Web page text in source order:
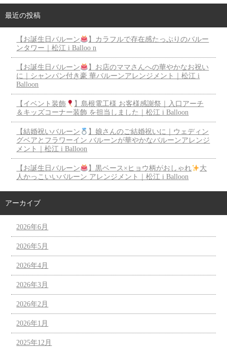
最近の投稿
【お誕生日バルーン
】カラフルで存在感たっぷりのバルー
ンタワー｜松江 i Balloo n
【お誕生日バルーン
】お店のママさんへの華やかなお祝い
に｜シャンパン付き豪 華バルーンアレンジメント｜松江 i
Balloon
【イベント装飾
】島根電工様 お客様感謝祭｜入口アーチ
＆キッズコーナー装飾 を担当しました｜松江 i Balloon
【結婚祝いバルーン
】娘さんのご結婚祝いに｜ウェディン
グベアとフラワーイン バルーンが華やかなバルーンアレンジ
メント｜松江 i Balloon
【お誕生日バルーン 】黒ベース×ヒョウ柄がおしゃれ
大
人かっこいいバルーン アレンジメント｜松江 i Balloon
アーカイブ
2026年6月
2026年5月
2026年4月
2026年3月
2026年2月
2026年1月
2025年12月